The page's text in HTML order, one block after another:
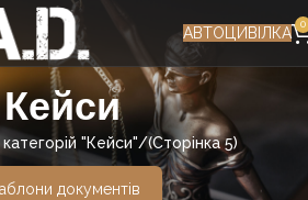
АВТОЦИВІЛКА 0
Кейси
категорій "Кейси" (Сторінка 5)
документів